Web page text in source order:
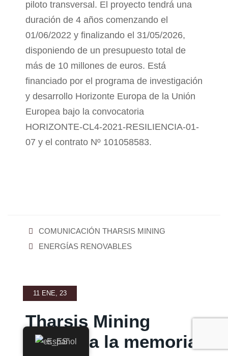
piloto transversal. El proyecto tendrá una
duración de 4 años comenzando el
01/06/2022 y finalizando el 31/05/2026,
disponiendo de un presupuesto total de
más de 10 millones de euros. Está
financiado por el programa de investigación
y desarrollo Horizonte Europa de la Unión
Europea bajo la convocatoria
HORIZONTE-CL4-2021-RESILIENCIA-01-
07 y el contrato Nº 101058583.
COMUNICACIÓN THARSIS MINING
ENERGÍAS RENOVABLES
11 ENE, 23
Tharsis Mining
presenta la memoria
Español